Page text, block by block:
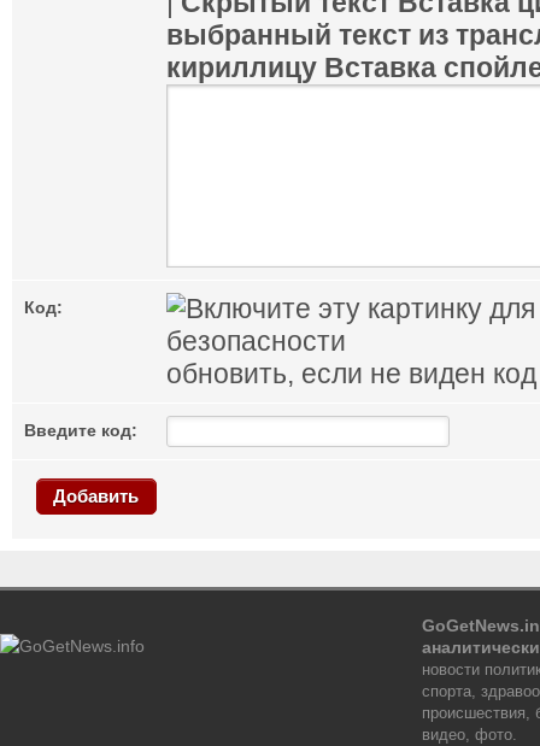
выбранный текст из
кириллицу Вставка
Код:
обновить, если не виден код
Введите код:
Добавить
новости
спорта,
происшествия,
видео, фото.